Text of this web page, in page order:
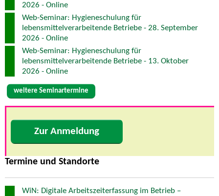
2026 - Online
Web-Seminar: Hygieneschulung für
lebensmittelverarbeitende Betriebe - 28. September
2026 - Online
Web-Seminar: Hygieneschulung für
lebensmittelverarbeitende Betriebe - 13. Oktober
2026 - Online
weitere Seminartermine
Zur Anmeldung
Termine und Standorte
WiN: Digitale Arbeitszeiterfassung im Betrieb –